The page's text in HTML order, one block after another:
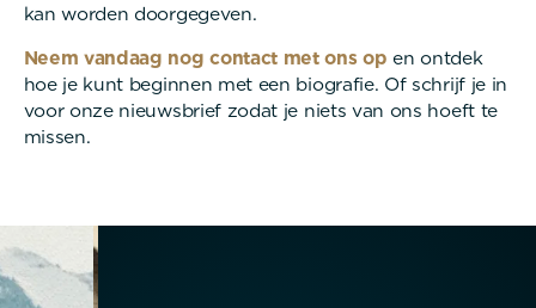
kan worden doorgegeven.
Neem vandaag nog contact met ons op en ontdek
hoe je kunt beginnen met een biografie. Of schrijf je in
voor onze nieuwsbrief zodat je niets van ons hoeft te
missen.